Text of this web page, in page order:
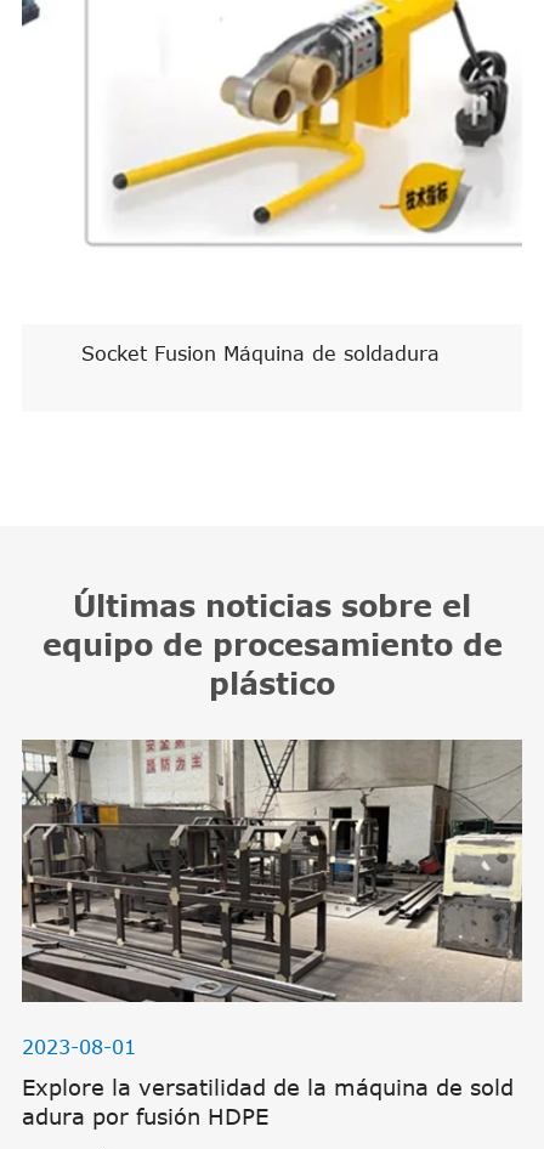
Socket Fusion Máquina de soldadura
Últimas noticias sobre el
equipo de procesamiento de
plástico
2023-08-01
Explore la versatilidad de la máquina de sold
adura por fusión HDPE